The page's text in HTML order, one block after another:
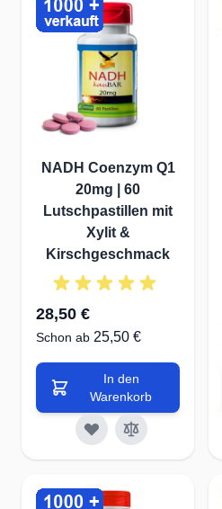
NADH Coenzym Q1
20mg | 60
Lutschpastillen mit
Xylit &
Kirschgeschmack
28,50 €
Schon ab 25,50 €
In den
Warenkorb